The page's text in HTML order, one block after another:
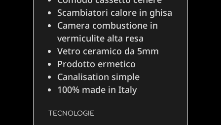
Scambiatori calore in ghisa
Camera combustione in
vermiculite alta resa
Vetro ceramico da 5mm
Prodotto ermetico
Canalisation simple
100% made in Italy
TECNOLOGIE